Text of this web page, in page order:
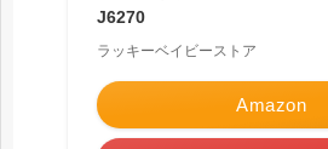
J6270
ラッキーベイビーストア
Amazon